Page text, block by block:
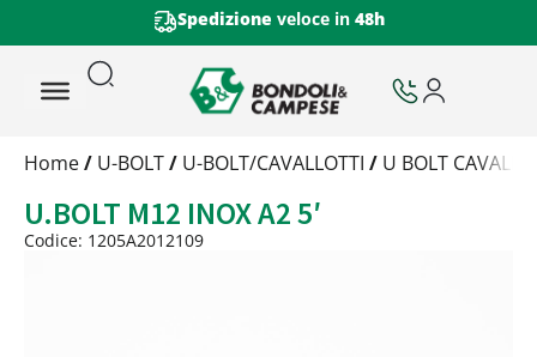
Spedizione veloce in 48h
Trattamento
Peso
Quantità
Home/ U-BOLT/ U-BOLT/CAVALLOTTI / U BOLT
U.BOLT M12 INOX A2 5′
Codice: 1205A2012109